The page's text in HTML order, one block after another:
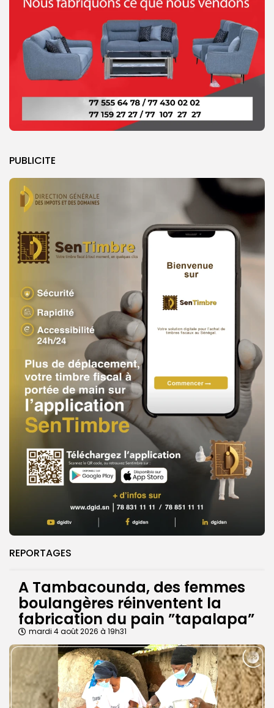
PUBLICITE
REPORTAGES
A Tambacounda, des femmes
boulangères réinventent la
fabrication du pain ”tapalapa”
mardi 4 août 2026 à 19h31